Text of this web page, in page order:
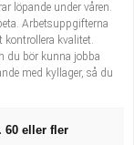
löpande under våren.
Arbetsuppgifterna
kontrollera kvalitet.
du bör kunna jobba
med kyllager, så du
60 eller fler